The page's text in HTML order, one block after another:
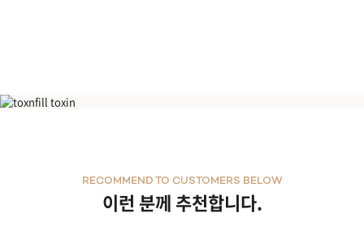
이런 분께 추천합니다.
RECOMMEND TO CUSTOMERS BELOW